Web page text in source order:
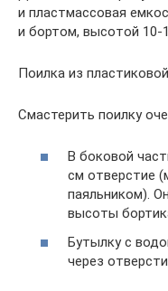
и пластмассовая
и бортом, высотой 10-
Поилка из
Смастерить поилку
В боковой
см отверстие
паяльником).
высоты
Бутылку с
через